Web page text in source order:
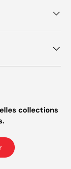
collections